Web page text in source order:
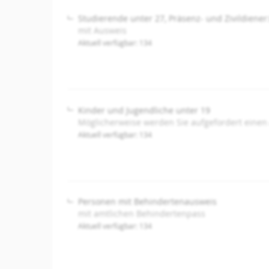
Studierende unter 27, Präsenz- und
mit Ausweis
Aktuell verfügbar: 134
Kinder und Jugendliche unter 19
Möglicherweise werden Sie aufgefordert einen
Aktuell verfügbar: 134
Personen mit Behindertenausweis
mit amtlichen Behindertenpass
Aktuell verfügbar: 134